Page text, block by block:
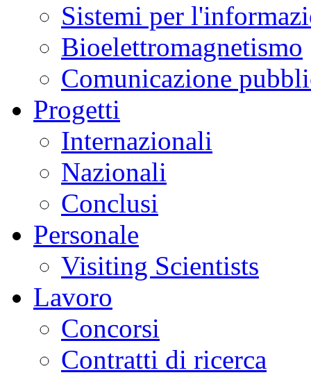
Sistemi per
Bioelettromagnetismo
Comunicazione
Progetti
Internazionali
Nazionali
Conclusi
Personale
Visiting Scientists
Lavoro
Concorsi
Contratti di ricerca